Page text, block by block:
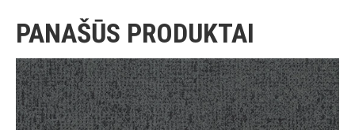
PANAŠŪS PRODUKTAI